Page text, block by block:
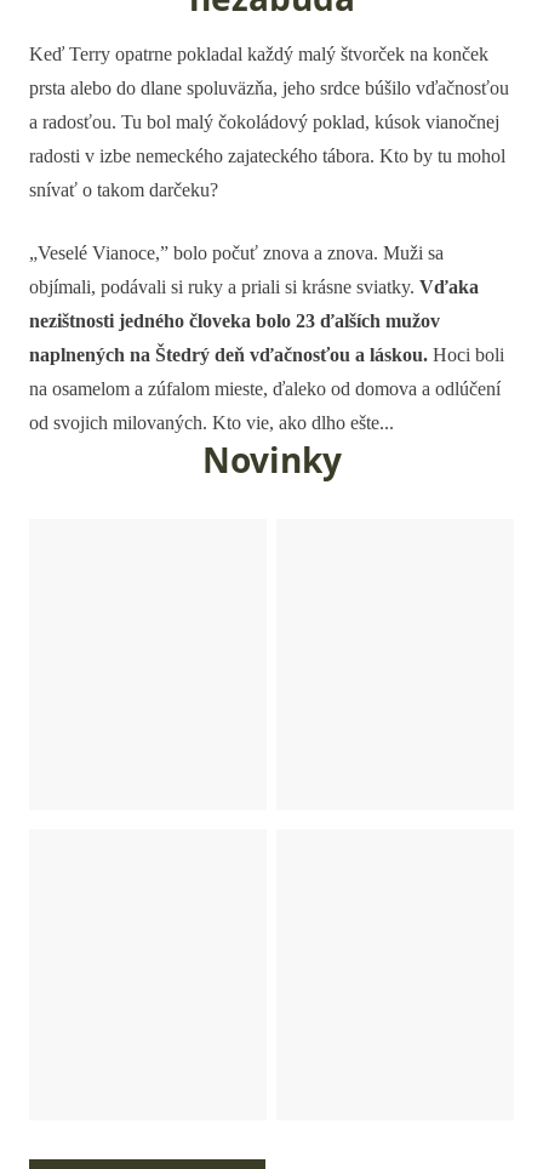
Keď Terry opatrne pokladal každý malý štvorček na konček
prsta alebo do dlane spoluväzňa, jeho srdce búšilo vďačnosťou
a radosťou. Tu bol malý čokoládový poklad, kúsok vianočnej
radosti v izbe nemeckého zajateckého tábora. Kto by tu mohol
snívať o takom darčeku?
„Veselé Vianoce,” bolo počuť znova a znova. Muži sa
objímali, podávali si ruky a priali si krásne sviatky. Vďaka
nezištnosti jedného človeka bolo 23 ďalších mužov
naplnených na Štedrý deň vďačnosťou a láskou. Hoci boli
na osamelom a zúfalom mieste, ďaleko od domova a odlúčení
od svojich milovaných. Kto vie, ako dlho ešte...
Novinky